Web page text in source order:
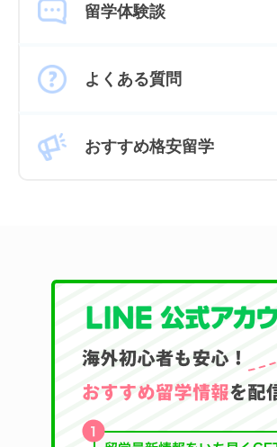
留学体験談
よくある質問
おすすめ格安留学